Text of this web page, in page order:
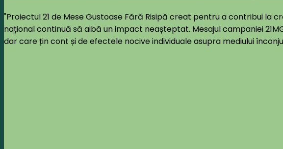
"Proiectul 21 de Mese Gustoase Fără Risipă creat pentru a contribui
național continuă să aibă un impact neașteptat. Mesajul campaniei
dar care țin cont și de efectele nocive individuale asupra mediului